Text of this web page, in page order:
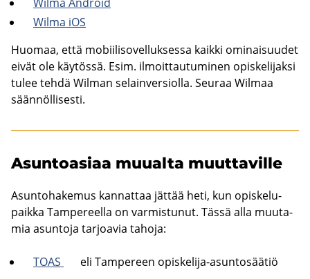
Wilma iOS
Huo­maa, että mo­bii­li­so­vel­luk­ses­sa kaik­ki omi­nai­suu­det
eivät ole käy­tös­sä. Esim. il­moit­tau­tu­mi­nen opis­ke­li­jak­si
tulee tehdä Wilman se­lain­ver­siol­la. Seu­raa Wilmaa
sään­nöl­li­ses­ti.
Asun­toa­si­aa muu­al­ta muut­ta­vil­le
Asun­to­ha­ke­mus kan­nat­taa jät­tää heti, kun opis­ke­lu­
paik­ka Tam­pe­reel­la on var­mis­tu­nut. Tässä alla muu­ta­
mia asun­to­ja tar­joa­via ta­ho­ja:
TOAS
eli Tam­pe­reen opiskelija-​asuntosäätiö